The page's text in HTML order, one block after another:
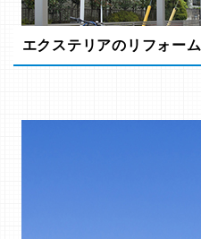
エクステリアのリフォーム